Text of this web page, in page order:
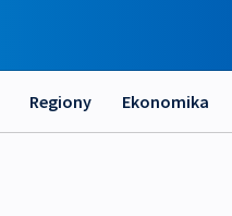
Regiony Ekonomika